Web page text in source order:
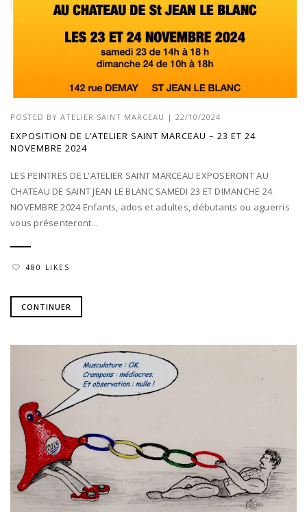
POSTED BY ATELIER SAINT MARCEAU | 22/10/2024
EXPOSITION DE L’ATELIER SAINT MARCEAU – 23 ET 24
NOVEMBRE 2024
LES PEINTRES DE L'ATELIER SAINT MARCEAU EXPOSERONT AU
CHATEAU DE SAINT JEAN LE BLANC SAMEDI 23 ET DIMANCHE 24
NOVEMBRE 2024 Enfants, ados et adultes, débutants ou aguerris
vous présenteront...
480 LIKES
CONTINUER